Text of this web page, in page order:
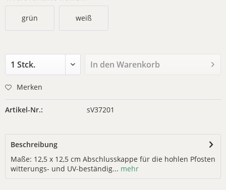
grün weiß
In denWarenkorb
Merken
Artikel-Nr.: sV37201
Beschreibung
Maße: 12,5 x 12,5 cm Abschlusskappe für die hohlen Pfosten
witterungs- und UV-beständig... mehr